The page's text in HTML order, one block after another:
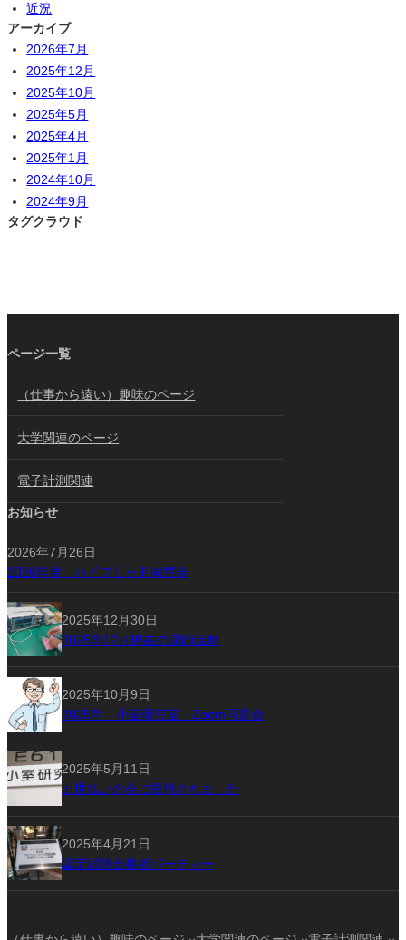
近況
アーカイブ
2026年7月
2025年12月
2025年10月
2025年5月
2025年4月
2025年1月
2024年10月
2024年9月
タグクラウド
ページ一覧
（仕事から遠い）趣味のページ
大学関連のページ
電子計測関連
お知らせ
2026年7月26日
2026年度 ハイブリッド同窓会
2025年12月30日
2025年12月現在の講師活動
2025年10月9日
2025年 小室研究室 Zoom同窓会
2025年5月11日
出世払いの会に招待されました
2025年4月21日
認定試験合格者パーティー